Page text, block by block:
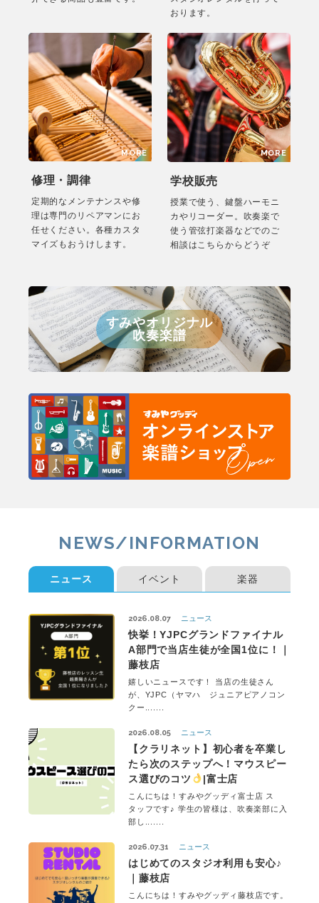
おります。
修理・調律
定期的なメンテナンスや修
理は専門のリペアマンにお
任せください。各種カスタ
マイズもおうけします。
学校販売
授業で使う、鍵盤ハーモニ
カやリコーダー。吹奏楽で
使う管弦打楽器などでのご
相談はこちらからどうぞ
すみやオリジナル
吹奏楽譜
NEWS/INFORMATION
ニュース イベント 楽器
2026.08.07 ニュース
快挙！YJPCグランドファイナル
A部門で当店生徒が全国1位に！｜
藤枝店
嬉しいニュースです！ 当店の生徒さん
が、YJPC（ヤマハ ジュニアピアノコン
クー.......
2026.08.05 ニュース
【クラリネット】初心者を卒業し
たら次のステップへ！マウスピー
ス選びのコツ
|富士店
こんにちは！すみやグッディ富士店 ス
タッフです♪ 学生の皆様は、吹奏楽部に入
部し.......
2026.07.31 ニュース
はじめてのスタジオ利用も安心♪
｜藤枝店
こんにちは！すみやグッディ藤枝店です。